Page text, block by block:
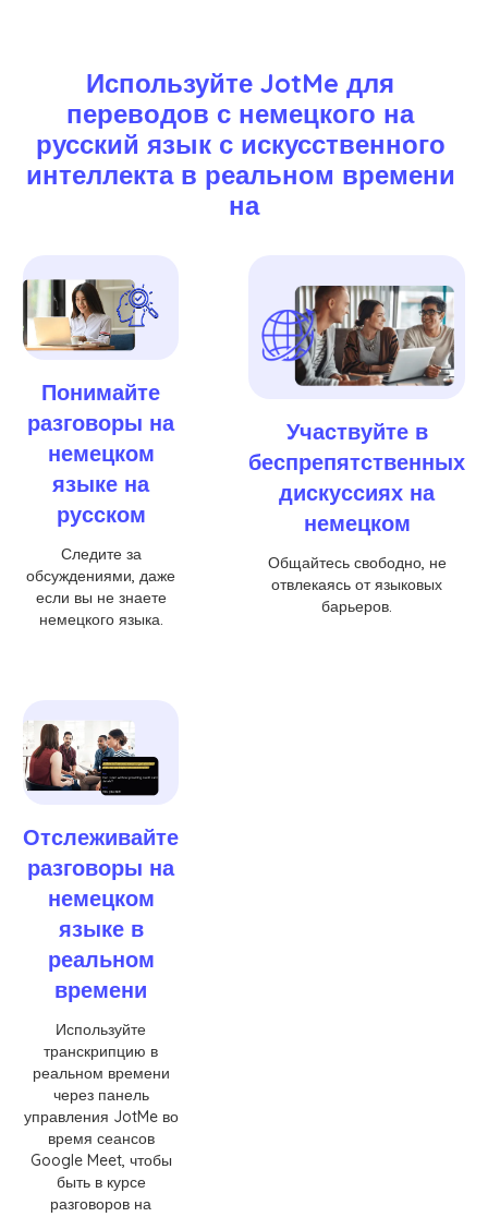
Используйте JotMe для
переводов с немецкого на
русский язык с искусственного
интеллекта в реальном времени
на
Понимайте
разговоры на
немецком
языке на
русском
Следите за
обсуждениями, даже
если вы не знаете
немецкого языка.
Участвуйте в
беспрепятственных
дискуссиях на
немецком
Общайтесь свободно, не
отвлекаясь от языковых
барьеров.
Отслеживайте
разговоры на
немецком
языке в
реальном
времени
Используйте
транскрипцию в
реальном времени
через панель
управления JotMe во
время сеансов
Google Meet, чтобы
быть в курсе
разговоров на